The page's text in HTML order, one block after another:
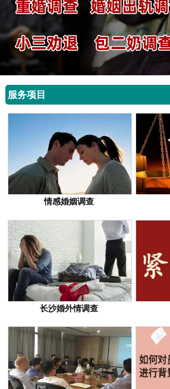
服务项目
情感婚姻调查
长沙婚外情调查